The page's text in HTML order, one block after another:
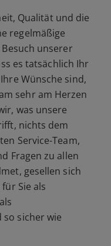
Qualität und die
regelmäßige
unserer
es tatsächlich Ihr
Wünsche sind,
sehr am Herzen
was unsere
nichts dem
Service-Team,
Fragen zu allen
gesellen sich
Sie als
sicher wie